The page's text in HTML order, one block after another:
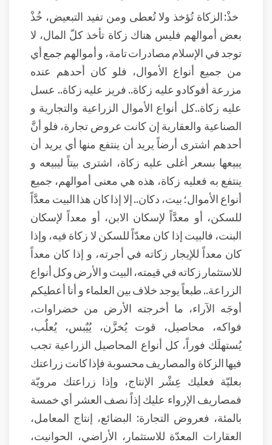
خذْ: الزكاة تُؤخذ ولا تُعطى ومن تفيد التبعيض، خُذْ
بعض أموالهم فليس هناك زكاة تأخذ كلّ المال، لا
توجد في الإسلام مصادرات تامة، و أموالهم جمع أي
من جميع أنواع الأموال، فلو كان أحدهم عنده
مزرعة أفوكادو عليه زكاة.. فريز عليه زكاة.. عسل
عليه زكاة..كل أنواع الأموال الزراعية والتجارية و
الصناعية والعقارية إن كانت عروض تجارة، فلو أنَّ
أحدهم اشترى أرضاً يريد أن ينتفع منها أي يريد أن
يبيعها بسعر أغلى عليه زكاة، اشترى بيتاً ليبيعه و
ينتفع به فعليه زكاة، هذه هي معنى أموالهم، جميع
أنواع الأموال؛ بيت، دكان.. إلا إذا كان هذا البيت معدَّاً
للسكن، أو معدَّاً لإسكان الابن، أو معداً لإسكان
البنت، فالبيت إذا كان معدّاً للسكن لا زكاة فيه، وإذا
كان معداً للإيجار زكاته في أجرته، و إذا كان معداً
للاستثمار زكاته في قيمته، البيت و الأرض وكل أنواع
الزراعة.. طبعاً يوجد خلاف بين العلماء و أنا أعطيكم
أوجَه الآراء، ما أخرجته الأرض من خضراوات،
فواكه، محاصيل، قوت يُخزَّن، يُيٌبس، يُعلٌب،
يُستهلَك فوراً، كل أنواع المحاصيل الزراعية تجب
فيها الزكاة والمصاريف محسوبة فإذا كانت زراعتك
بعليّة فعليك عِشْر الإنتاج، وإذا زراعتك مرويّة
فمصاريف الإرواء عليك إذاً نصف العشر أي خمسة
بالمئة، فعروض التجارة: البضائع، إنتاج المعامل،
العقارات المعدّة للاستثمار، الأراضي، الحوانيت،